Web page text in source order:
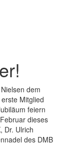
dem
Mitglied
feiern
dieses
Dr. Ulrich
des DMB